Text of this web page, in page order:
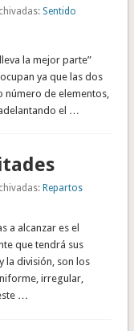
Sentido
la mejor parte”
ya que las dos
número de elementos,
el …
Repartos
a alcanzar es el
que tendrá sus
la división, son los
irregular,
…